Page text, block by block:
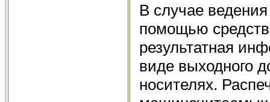
В случае
помощью
результатная
виде выходного
носителях.